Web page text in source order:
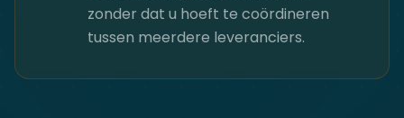
zonder dat u hoeft te coördineren
tussen meerdere leveranciers.